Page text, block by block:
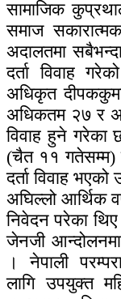
सामाजिक
समाज
अदालतमा
दर्ता विवाह
अधिकृत
अधिकतम २७ र
विवाह हुने गरेका
(चैत ११ गतेसम्म)
दर्ता विवाह
अघिल्लो आर्थिक
निवेदन परेका
जेनजी
। नेपाली
लागि उपयुक्त